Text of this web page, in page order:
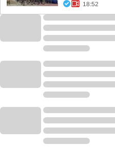
18:52